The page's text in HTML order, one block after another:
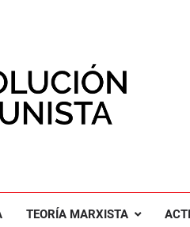
TEORÍA MARXISTA